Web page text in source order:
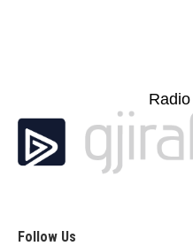
Follow Us